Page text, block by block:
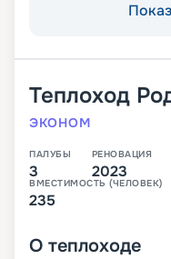
Теплоход
ЭКОНОМ
ПАЛУБЫ
3
РЕНОВАЦИЯ
2023
ВМЕСТИМОСТЬ (ЧЕЛОВЕК)
235
О теплоходе